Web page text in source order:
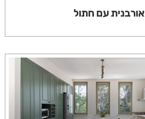
אורבנית עם חתול